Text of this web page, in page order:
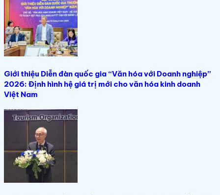
Giới thiệu Diễn đàn quốc gia “Văn hóa với Doanh nghiệp”
2026: Định hình hệ giá trị mới cho văn hóa kinh doanh
Việt Nam